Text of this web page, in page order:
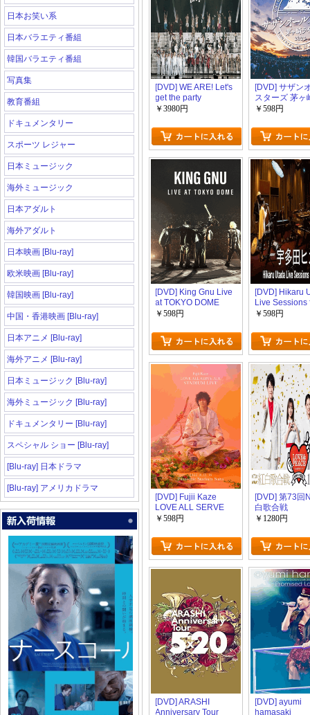
日本お笑い系
日本バラエティ番組
韓国バラエティ番組
写真集
教育番組
ドキュメンタリー
スポーツ レジャー
日本ミュージック
海外ミュージック
日本アダルト
海外アダルト
日本映画 [Blu-ray]
欧米映画 [Blu-ray]
韓国映画 [Blu-ray]
中国・香港映画 [Blu-ray]
日本アニメ [Blu-ray]
海外アニメ [Blu-ray]
日本ミュージック [Blu-ray]
海外ミュージック [Blu-ray]
ドキュメンタリー [Blu-ray]
スペシャル ショー [Blu-ray]
[Blu-ray] 日本ドラマ
[Blu-ray] アメリカドラマ
[DVD] WE ARE! Let's
get the party
STARTO!!
￥3980円
[DVD] サザン
スターズ 茅ヶ
ブ2023
￥598円
[DVD] King Gnu Live
at TOKYO DOME
￥598円
[DVD] Hikaru
Live Sessions
AIR Studios
￥598円
[DVD] Fujii Kaze
LOVE ALL SERVE
ALL STADIUM LIVE
￥598円
[DVD] 第73回
白歌合戦
￥1280円
[DVD] ARASHI
Anniversary Tour
[DVD] ayumi
hamasaki